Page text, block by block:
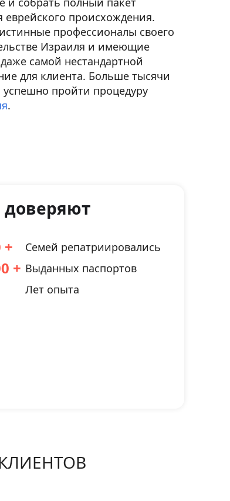
происхождения.
профессионалы своего
Израиля и имеющие
самой нестандартной
для клиента. Больше тысячи
успешно пройти процедуру
.
Семей репатриировались
Выданных паспортов
Лет опыта